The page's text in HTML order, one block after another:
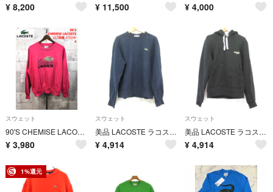
¥ 8,200 ¥ 11,500 ¥ 4,000
スウェット
90'S CHEMISE LACOSTE 文字ワニ ロゴ刺繍 スウェット トレーナー 4 シュミーズ ラコステ
¥ 3,980
スウェット
美品 LACOSTE ラコステ プレミアムスウェット クルーネック プルオーバー トレーナー SH100EL サイズ2 ネイビー メンズ 古着 中古 USED
¥ 4,914
スウェット
美品 LACOSTE ラコステ ニューアイコンスウェットパーカ フーディ SH2162 サイズ2 ブラック メンズ 古着 中古 USED
¥ 4,914
1%還元